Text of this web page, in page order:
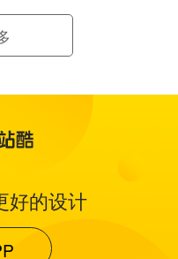
好的设计